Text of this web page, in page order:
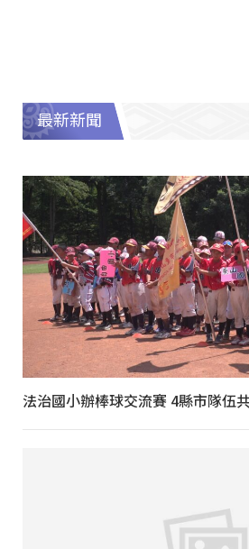
最新新聞
法治國小辦棒球交流賽 4縣市隊伍